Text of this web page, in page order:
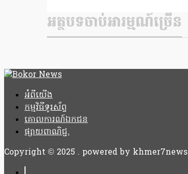
អត្ថបទចាប់អារម្មណ៍ច្រើន
អំពីយើង
កម្មវិធីទូរស័ព្ទ
គោលការណ៍ឯកជន
ផ្សាយពាណិជ្ជ.
Copyright © 2025 . powered by khmer7news